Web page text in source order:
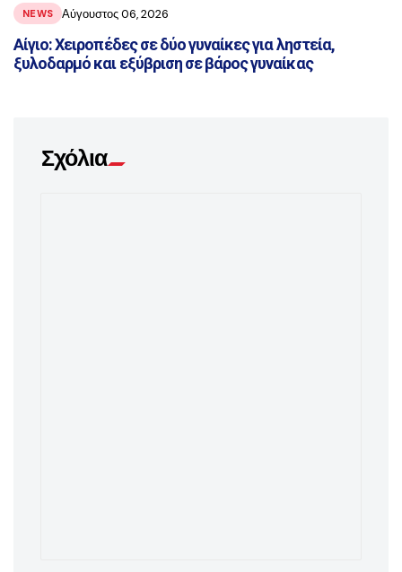
NEWS Αύγουστος 06, 2026
Αίγιο: Χειροπέδες σε δύο γυναίκες για ληστεία,
ξυλοδαρμό και εξύβριση σε βάρος γυναίκας
Σχόλια